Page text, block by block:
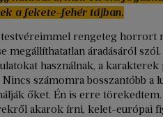
a fekete-fehér tájban.
rengeteg horrort
áradásáról szól.
használnak, a karakterek
számomra bosszantóbb a
őket. Én is erre
akarok írni, kelet-európai